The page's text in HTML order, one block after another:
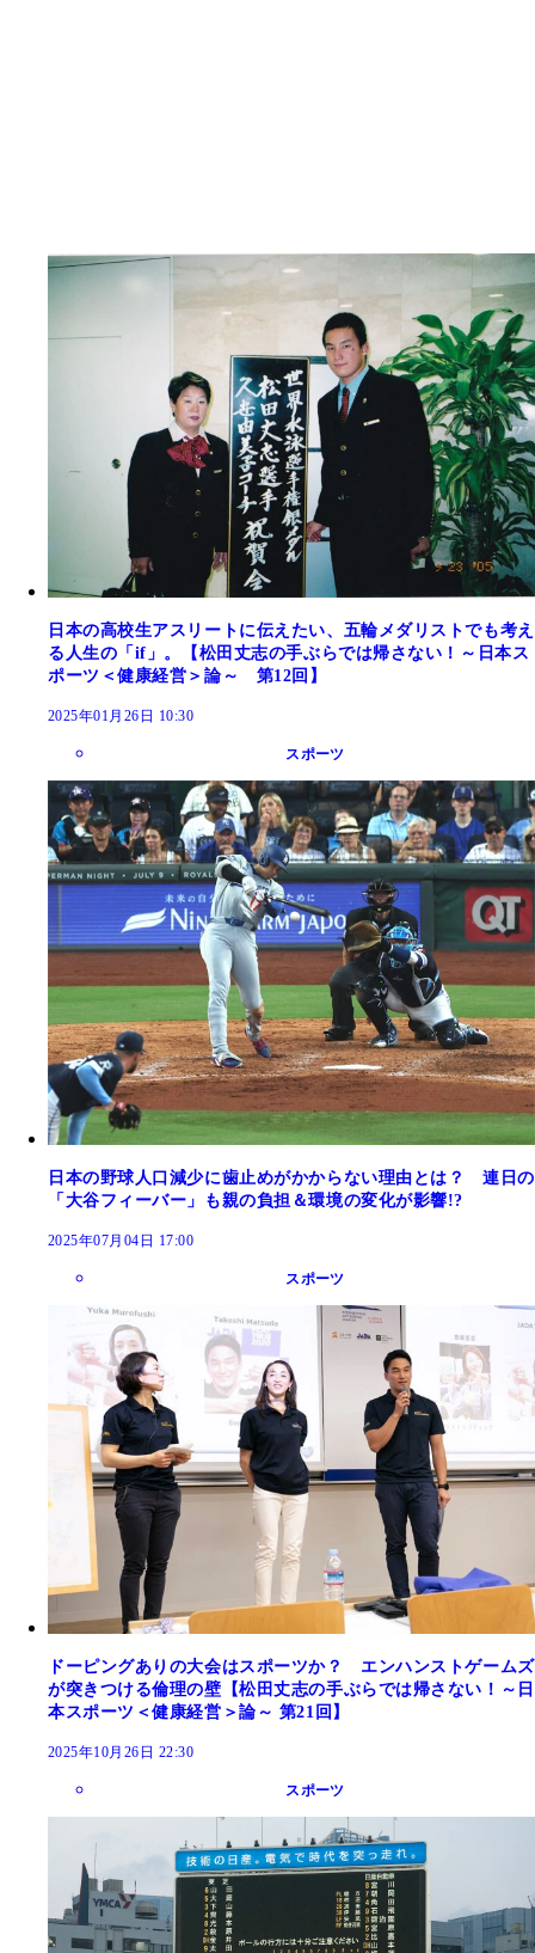
日本の高校生アスリートに伝えたい、五輪メダリストでも考え
る人生の「if」。【松田丈志の手ぶらでは帰さない！～日本ス
ポーツ＜健康経営＞論～ 第12回】
2025年01月26日 10:30
スポーツ
日本の野球人口減少に歯止めがかからない理由とは？ 連日の
「大谷フィーバー」も親の負担＆環境の変化が影響!?
2025年07月04日 17:00
スポーツ
ドーピングありの大会はスポーツか？ エンハンストゲームズ
が突きつける倫理の壁【松田丈志の手ぶらでは帰さない！～日
本スポーツ＜健康経営＞論～ 第21回】
2025年10月26日 22:30
スポーツ